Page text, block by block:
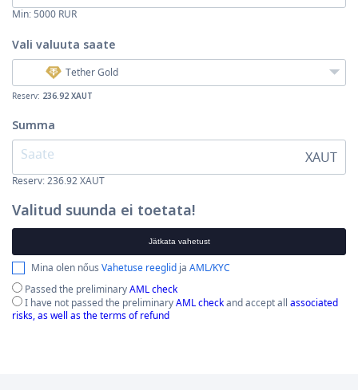
Min: 5000 RUR
Vali valuuta saate
Tether Gold
Reserv: 236.92 XAUT
Summa
XAUT
Reserv: 236.92 XAUT
Valitud suunda ei toetata!
Jätkata vahetust
Mina olen nőus Vahetuse reeglid ja AML/KYC
Passed the preliminaryAML check
I have not passed the preliminaryAML checkand accept all associated
risks, as well as the terms of refund